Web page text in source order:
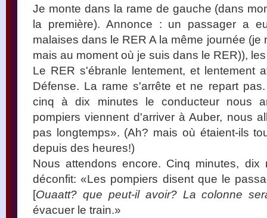
Je monte dans la rame de gauche (dans
la première). Annonce : un passager a
malaises dans le RER A la même journée
mais au moment où je suis dans le RER)),
Le RER s'ébranle lentement, et lentement
Défense. La rame s'arrête et ne repart
cinq à dix minutes le conducteur nous
pompiers viennent d'arriver à Auber, nous
pas longtemps». (Ah? mais où étaient-ils
depuis des heures!)
Nous attendons encore. Cinq minutes, dix
déconfit: «Les pompiers disent que le
[Ouaatt? que peut-il avoir? La colonne
évacuer le train.»